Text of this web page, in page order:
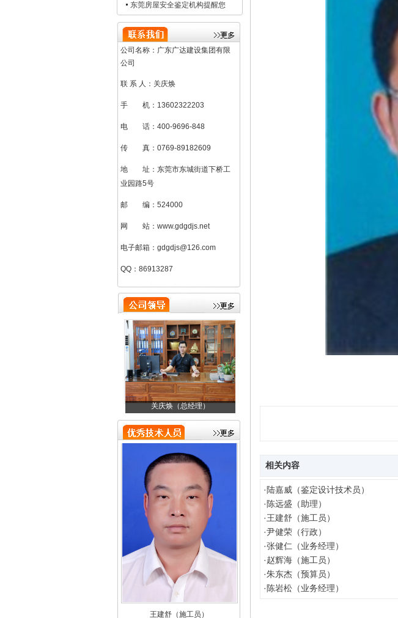
东莞房屋安全鉴定机构提醒您
公司名称：广东广达建设集团有限
公司
联 系 人：关庆焕
手 机：13602322203
电 话：400-9696-848
传 真：0769-89182609
地 址：东莞市东城街道下桥工
业园路5号
邮 编：524000
网 站：www.gdgdjs.net
电子邮箱：gdgdjs@126.com
QQ：86913287
关庆焕（总经理）
刘加凤（总助）
陈远盛（助理）
王建舒（施工员）
相关内容
· 陆嘉威（鉴定设计技术员）
· 陈远盛（助理）
·王建舒（施工员）
·尹健荣（行政）
·张健仁（业务经理）
·赵辉海（施工员）
·朱东杰（预算员）
· 陈岩松（业务经理）